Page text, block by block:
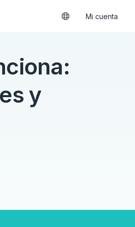
Mi cuenta
y